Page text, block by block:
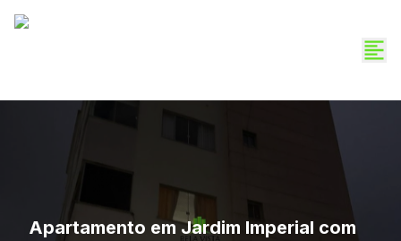
Apartamento em Jardim Imperial com